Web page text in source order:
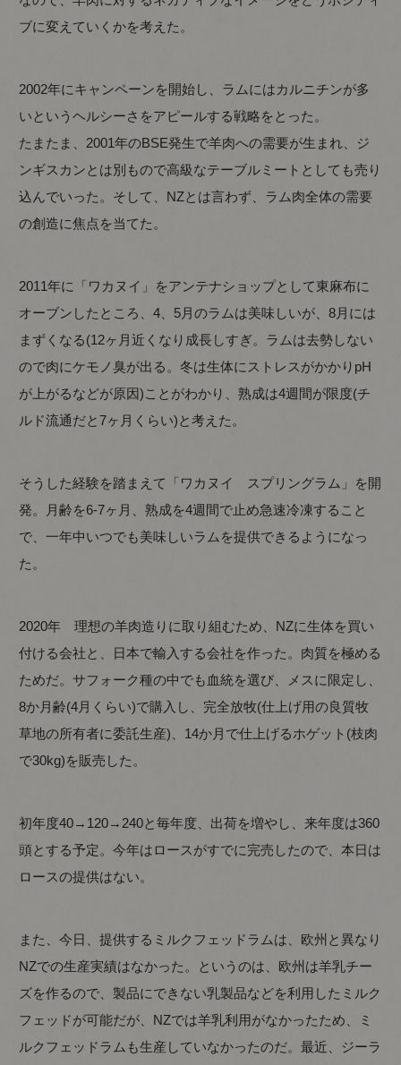
ブに変えていくかを考えた。
2002年にキャンペーンを開始し、ラムにはカルニチンが多
いというヘルシーさをアピールする戦略をとった。
たまたま、2001年のBSE発生で羊肉への需要が生まれ、ジ
ンギスカンとは別もので高級なテーブルミートとしても売り
込んでいった。そして、NZとは言わず、ラム肉全体の需要
の創造に焦点を当てた。
2011年に「ワカヌイ」をアンテナショップとして東麻布に
オーブンしたところ、4、5月のラムは美味しいが、8月には
まずくなる(12ヶ月近くなり成長しすぎ。ラムは去勢しない
ので肉にケモノ臭が出る。冬は生体にストレスがかかりpH
が上がるなどが原因)ことがわかり、熟成は4週間が限度(チ
ルド流通だと7ヶ月くらい)と考えた。
そうした経験を踏まえて「ワカヌイ スプリングラム」を開
発。月齢を6-7ヶ月、熟成を4週間で止め急速冷凍すること
で、一年中いつでも美味しいラムを提供できるようになっ
た。
2020年 理想の羊肉造りに取り組むため、NZに生体を買い
付ける会社と、日本で輸入する会社を作った。肉質を極める
ためだ。サフォーク種の中でも血統を選び、メスに限定し、
8か月齢(4月くらい)で購入し、完全放牧(仕上げ用の良質牧
草地の所有者に委託生産)、14か月で仕上げるホゲット(枝肉
で30kg)を販売した。
初年度40→120→240と毎年度、出荷を増やし、来年度は360
頭とする予定。今年はロースがすでに完売したので、本日は
ロースの提供はない。
また、今日、提供するミルクフェッドラムは、欧州と異なり
NZでの生産実績はなかった。というのは、欧州は羊乳チー
ズを作るので、製品にできない乳製品などを利用したミルク
フェッドが可能だが、NZでは羊乳利用がなかったため、ミ
ルクフェッドラムも生産していなかったのだ。最近、ジーラ